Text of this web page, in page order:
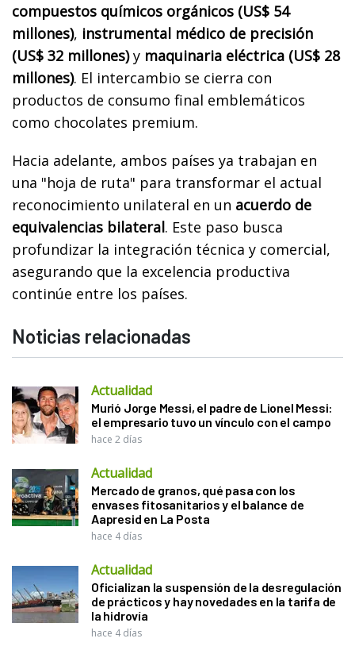
compuestos químicos orgánicos (US$ 54
millones), instrumental médico de precisión
(US$ 32 millones)y maquinaria eléctrica (US$ 28
millones). El intercambio se cierra con
productos de consumo final emblemáticos
como chocolates premium.
Hacia adelante, ambos países ya trabajan en
una "hoja de ruta" para transformar el actual
reconocimiento unilateral en un acuerdo de
equivalencias bilateral. Este paso busca
profundizar la integración técnica y comercial,
asegurando que la excelencia productiva
continúe entre los países.
Noticias relacionadas
Actualidad
Murió Jorge Messi, el padre de Lionel Messi:
el empresario tuvo un vínculo con el campo
hace 2 días
Actualidad
Mercado de granos, qué pasa con los
envases fitosanitarios y el balance de
Aapresid en La Posta
hace 4 días
Actualidad
Oficializan la suspensión de la desregulación
de prácticos y hay novedades en la tarifa de
la hidrovía
hace 4 días